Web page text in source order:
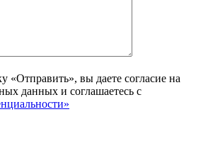
«Отправить», вы даете согласие на
данных и соглашаетесь с